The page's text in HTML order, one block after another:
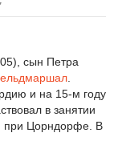
сын Петра
и на 15-м году
в занятии
при Цорндорфе. В